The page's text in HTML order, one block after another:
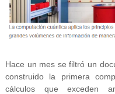
Hace un mes se filtró un
construido la primera
cálculos que exceden